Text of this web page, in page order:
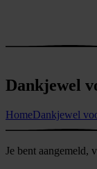
Dankjewel
HomeDankjewel
Je bent aangemeld,